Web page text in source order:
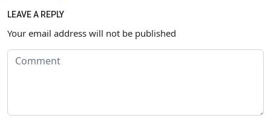
LEAVE A REPLY
Your email address will not be published